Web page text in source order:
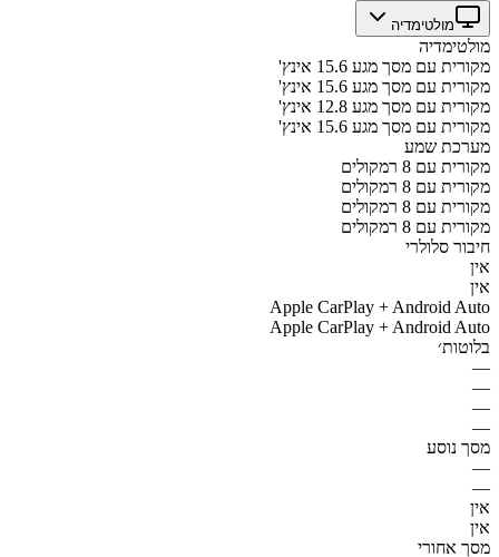
מולטימדיה
מולטימדיה
מקורית עם מסך מגע 15.6 אינץ'
מקורית עם מסך מגע 15.6 אינץ'
מקורית עם מסך מגע 12.8 אינץ'
מקורית עם מסך מגע 15.6 אינץ'
מערכת שמע
מקורית עם 8 רמקולים
מקורית עם 8 רמקולים
מקורית עם 8 רמקולים
מקורית עם 8 רמקולים
חיבור סלולרי
אין
אין
Apple CarPlay + Android Auto
Apple CarPlay + Android Auto
בלוטות׳
—
—
—
—
מסך נוסע
—
—
אין
אין
מסך אחורי